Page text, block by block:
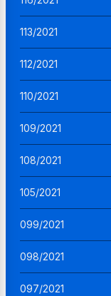
113/2021
112/2021
110/2021
109/2021
108/2021
105/2021
099/2021
098/2021
097/2021